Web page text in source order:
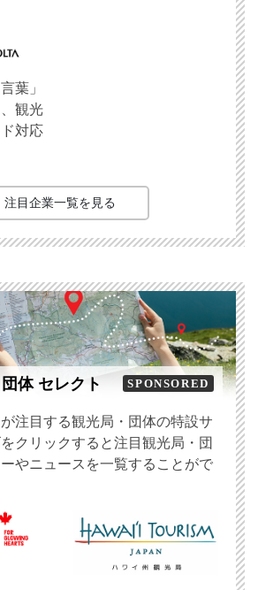
葉」
観光
対応
注目企業一覧を見る
体 セレクト SPONSORED
注目する観光局・団体の特設サ
クリックすると注目観光局・団
やニュースを一覧することがで